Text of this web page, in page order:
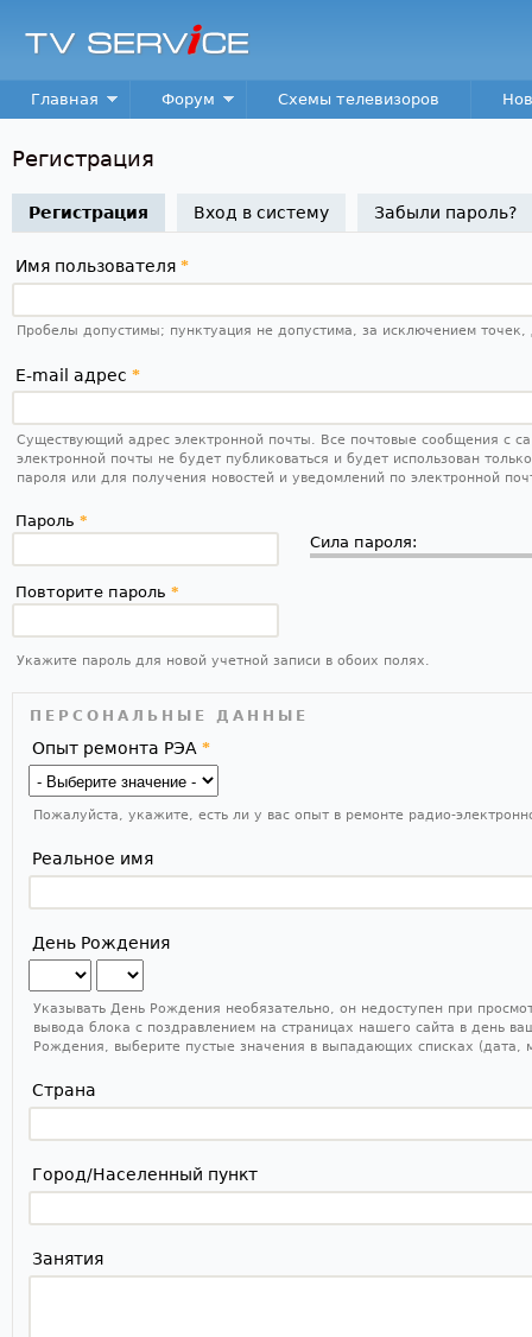
TV
Service
Main menu
Главная Форум Схемы телевизоров
Регистрация
Регистрация (активная вкладка)
Вход в систему Забыли пароль?
Имя пользователя *
Пробелы допустимы; пунктуация не допустима, за исключением
E-mail адрес *
Существующий адрес электронной почты. Все почтовые сообщения с
электронной почты не будет публиковаться и будет использован
пароля или для получения новостей и уведомлений по электронной
Сила пароля:
Пароль *
Повторите пароль *
Укажите пароль для новой учетной записи в обоих полях.
ПЕРСОНАЛЬНЫЕ ДАННЫЕ
Опыт ремонта РЭА *
Пожалуйста, укажите, есть ли у вас опыт в ремонте радио-
Реальное имя
День Рождения
Месяц День
Указывать День Рождения необязательно, он недоступен при
вывода блока с поздравлением на страницах нашего сайта в день
Рождения, выберите пустые значения в выпадающих списках (дата,
Страна
Город/Населенный пункт
Занятия